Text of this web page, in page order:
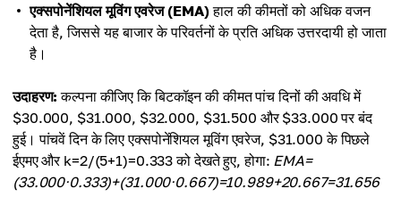
एक्सपोनेंशियल मूविंग एवरेज (EMA)हाल की कीमतों को अधिक वजन
देता है, जिससे यह बाजार के परिवर्तनों के प्रति अधिक उत्तरदायी हो जाता
है।
उदाहरण: कल्पना कीजिए कि बिटकॉइन की कीमत पांच दिनों की अवधि में
$30.000, $31.000, $32.000, $31.500 और $33.000 पर बंद
हुई। पांचवें दिन के लिए एक्सपोनेंशियल मूविंग एवरेज, $31.000 के पिछले
ईएमए और k=2/(5+1)=0.333 को देखते हुए, होगा: EMA=
(33.000⋅0.333)+(31.000⋅0.667)=10.989+20.667=31.656